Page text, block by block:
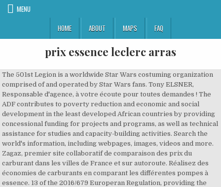
MENU
HOME
ABOUT MAPS FAQ
prix essence leclerc arras
The 501st Legion is a worldwide Star Wars costuming organization
comprised of and operated by Star Wars fans. Tony ELSNER,
Responsable d'agence, à votre écoute pour toutes demandes ! The
ADF contributes to poverty reduction and economic and social
development in the least developed African countries by providing
concessional funding for projects and programs, as well as technical
assistance for studies and capacity-building activities. Search the
world's information, including webpages, images, videos and more.
Zagaz, premier site collaboratif de comparaison des prix du
carburant dans les villes de France et sur autoroute. Réalisez des
économies de carburants en comparant les différentes pompes à
essence. 13 of the 2016/679 Europeran Regulation, providing the